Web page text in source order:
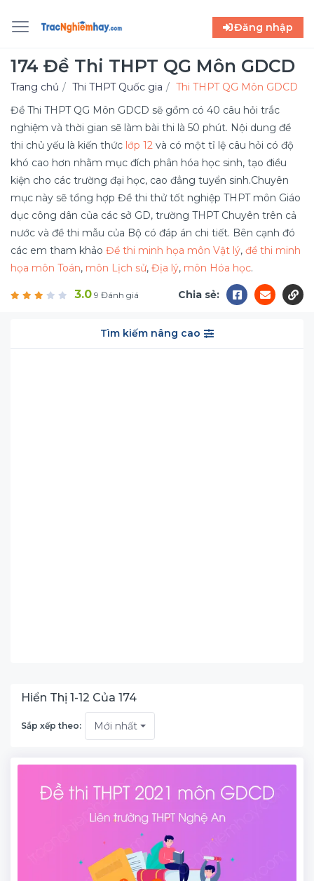
Đăng nhập
174 Đề Thi THPT QG Môn GDCD
Trang chủ Thi THPT Quốc gia
Thi THPT QG Môn GDCD
Đề Thi THPT QG Môn GDCD sẽ gồm có 40 câu hỏi trắc
nghiệm và thời gian sẽ làm bài thi là 50 phút. Nội dung đề
thi chủ yếu là kiến thức lớp 12 và có một tỉ lệ câu hỏi có độ
khó cao hơn nhằm mục đích phân hóa học sinh, tạo điều
kiện cho các trường đại học, cao đẳng tuyển sinh.Chuyên
mục này sẽ tổng hợp Đề thi thử tốt nghiệp THPT môn Giáo
dục công dân của các sở GD, trường THPT Chuyên trên cả
nước và đề thi mẫu của Bộ có đáp án chi tiết. Bên cạnh đó
các em tham khảo Đề thi minh họa môn Vật lý, đề thi minh
họa môn Toán, môn Lịch sử, Địa lý, môn Hóa học.
3.0 9 Đánh giá Chia sẻ:
Tìm kiếm nâng cao
Hiển Thị 1-12 Của 174
Sắp xếp theo: Mới nhất